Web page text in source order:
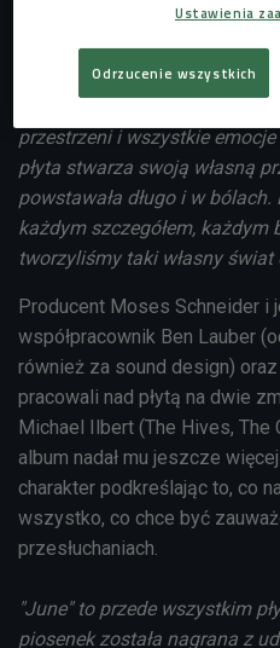
inność zaczyna się już na
nią" mówi Julia. "Tam było
nagraliśmy, zmiksowaliśmy.
przestrzeni i wszystkie
płyta stwarza swoją własną
powstawała długo i w
każdym szczegółem, każdym
tworzyliśmy taki własny świat
Producent Moses Schneider i
współpracownik Ben Lauber
również za sound design)
pracowali nad płytą na dwie
Michael Ilbert (The Hives, The
album nadał mu jeszcze
charakter podkreślając to, co
wszystko, co chce być
przesłuchaniach.
"June" to przede wszystkim
piosenek została nagrana z
Ustawienia
Odrzucenie wszystkich